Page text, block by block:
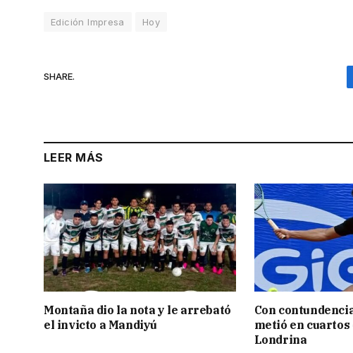
Edición Impresa Hoy
SHARE.
LEER MÁS
Montaña dio la nota y le arrebató
el invicto a Mandiyú
Con
metió en cuartos
Londrina